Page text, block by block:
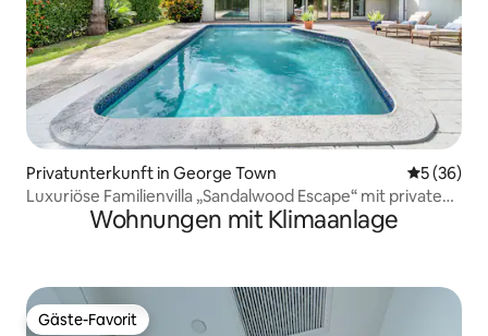
Privatunterkunft in George Town
5 (36)
Luxuriöse Familienvilla „Sandalwood Escape“ mit privatem
Wohnungen mit Klimaanlage
Gäste-Favorit
Gäste-Favorit